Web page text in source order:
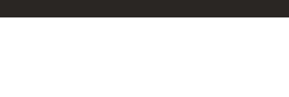
konform (geprüfte Seiten)